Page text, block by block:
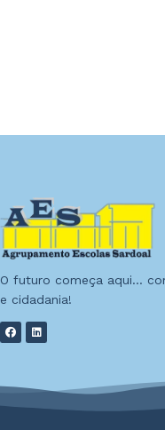
O futuro começa aqui…
e cidadania!